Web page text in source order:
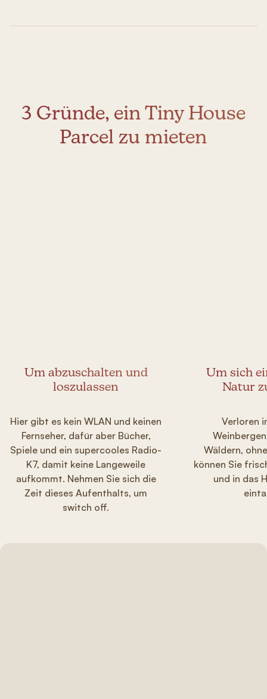
3 Gründe, ein Tiny House
Parcel zu mieten
Um abzuschalten und
loszulassen
Hier gibt es kein WLAN und keinen
Fernseher, dafür aber Bücher,
Spiele und ein supercooles Radio-
K7, damit keine Langeweile
aufkommt. Nehmen Sie sich die
Zeit dieses Aufenthalts, um
switch off.
Um sich
Natur
Verloren
Wäldern,
können Sie
und in das